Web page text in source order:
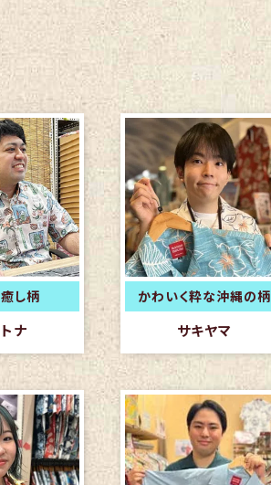
し柄
ナ
かわいく粋な沖縄の柄
サキヤマ